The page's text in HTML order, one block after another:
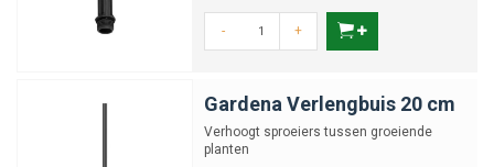
- +
Gardena Verlengbuis 20 cm
Verhoogt sproeiers tussen groeiende
planten